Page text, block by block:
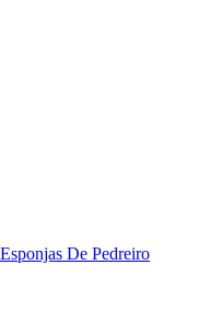
De Pedreiro